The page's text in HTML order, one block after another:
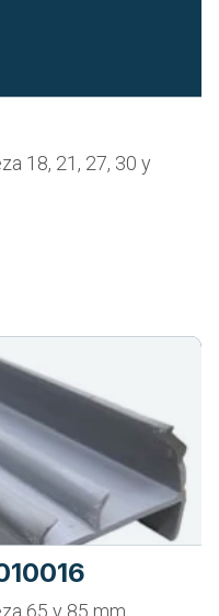
18, 21, 27, 30 y
65 y 85 mm